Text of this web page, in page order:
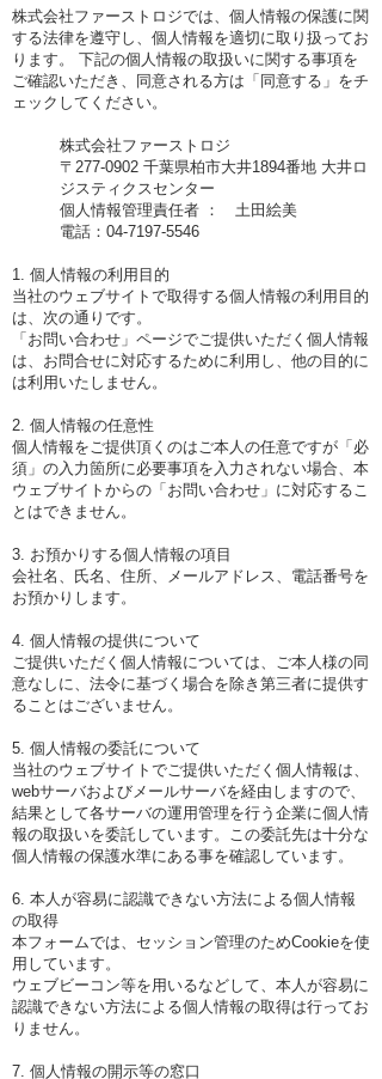
株式会社ファーストロジでは、個人情報の保護に関
する法律を遵守し、個人情報を適切に取り扱ってお
ります。 下記の個人情報の取扱いに関する事項を
ご確認いただき、同意される方は「同意する」をチ
ェックしてください。
株式会社ファーストロジ
〒277-0902 千葉県柏市大井1894番地 大井ロ
ジスティクスセンター
個人情報管理責任者 ： 土田絵美
電話：04-7197-5546
1. 個人情報の利用目的
当社のウェブサイトで取得する個人情報の利用目的
は、次の通りです。
「お問い合わせ」ページでご提供いただく個人情報
は、お問合せに対応するために利用し、他の目的に
は利用いたしません。
2. 個人情報の任意性
個人情報をご提供頂くのはご本人の任意ですが「必
須」の入力箇所に必要事項を入力されない場合、本
ウェブサイトからの「お問い合わせ」に対応するこ
とはできません。
3. お預かりする個人情報の項目
会社名、氏名、住所、メールアドレス、電話番号を
お預かりします。
4. 個人情報の提供について
ご提供いただく個人情報については、ご本人様の同
意なしに、法令に基づく場合を除き第三者に提供す
ることはございません。
5. 個人情報の委託について
当社のウェブサイトでご提供いただく個人情報は、
webサーバおよびメールサーバを経由しますので、
結果として各サーバの運用管理を行う企業に個人情
報の取扱いを委託しています。この委託先は十分な
個人情報の保護水準にある事を確認しています。
6. 本人が容易に認識できない方法による個人情報
の取得
本フォームでは、セッション管理のためCookieを使
用しています。
ウェブビーコン等を用いるなどして、本人が容易に
認識できない方法による個人情報の取得は行ってお
りません。
7. 個人情報の開示等の窓口